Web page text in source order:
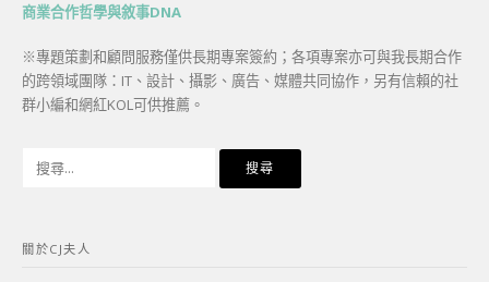
商業合作哲學與敘事DNA
※專題策劃和顧問服務僅供長期專案簽約；各項專案亦可與我長期合作
的跨領域團隊：IT、設計、攝影、廣告、媒體共同協作，另有信賴的社
群小編和網紅KOL可供推薦。
字:
關於CJ夫人